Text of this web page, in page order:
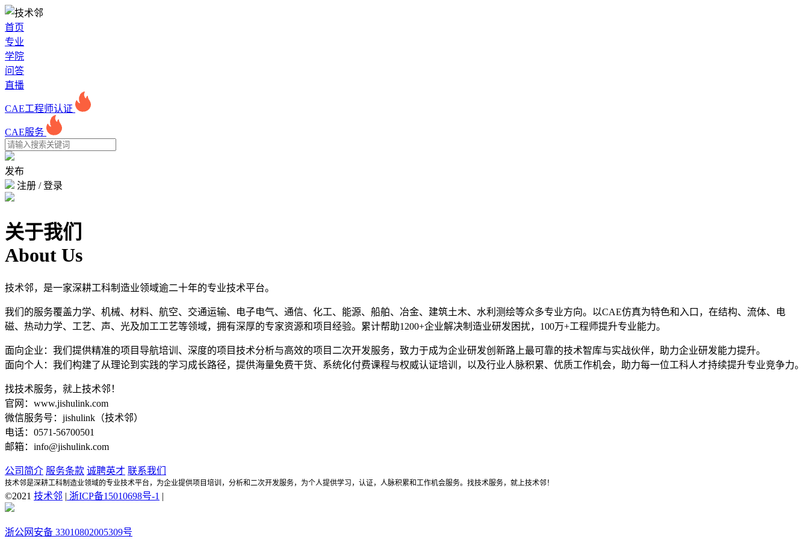
首页
专业
学院
问答
直播
CAE工程师认证
CAE服务
发布
注册 /登录
关于我们
About Us
技术邻，是一家深耕工科制造业领域逾二十年的专业技术平台。
我们的服务覆盖力学、机械、材料、航空、交通运输、电子电气、通信、化工、能源、船舶、冶金、建筑土木、水利测绘等众多专业方向。以CAE仿真为特色和入口，在结构、流体、电
磁、热动力学、工艺、声、光及加工工艺等领域，拥有深厚的专家资源和项目经验。累计帮助1200+企业解决制造业研发困扰，100万+工程师提升专业能力。
面向企业：我们提供精准的项目导航培训、深度的项目技术分析与高效的项目二次开发服务，致力于成为企业研发创新路上最可靠的技术智库与实战伙伴，助力企业研发能力提升。
面向个人：我们构建了从理论到实践的学习成长路径，提供海量免费干货、系统化付费课程与权威认证培训，以及行业人脉积累、优质工作机会，助力每一位工科人才持续提升专业竞争力。
找技术服务，就上技术邻！
官网：www.jishulink.com
微信服务号：jishulink（技术邻）
电话：0571-56700501
邮箱：info@jishulink.com
公司简介 服务条款 诚聘英才 联系我们
技术邻是深耕工科制造业领域的专业技术平台，为企业提供项目培训，分析和二次开发服务，为个人提供学习，认证，人脉积累和工作机会服务。找技术服务，就上技术邻！
©2021 技术邻 | 浙ICP备15010698号-1 |
浙公网安备 33010802005309号